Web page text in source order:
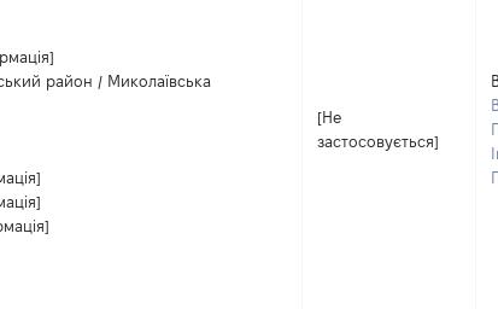
район / Миколаївська
[Не
застосовується]